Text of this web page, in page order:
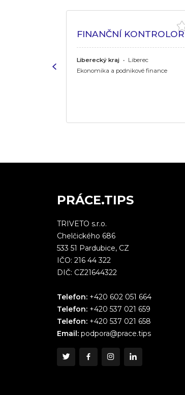
FINANČNÍ KONTROLOR
Liberecký kraj • Liberec
Ekonomika a podnikové finance
PRÁCE.TIPS
TRIVETO s.r.o.
Chelčického 686
533 51 Pardubice, CZ
IČO: 216 44 322
DIČ: CZ21644322
Telefon: +420 602 051 664
Telefon: +420 537 021 659
Telefon: +420 537 021 658
Email: podpora@prace.tips